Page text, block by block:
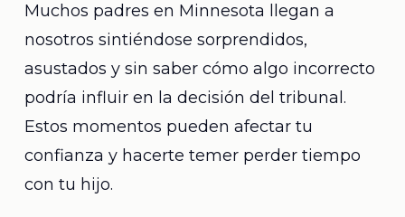
Muchos padres en Minnesota llegan a
nosotros sintiéndose sorprendidos,
asustados y sin saber cómo algo incorrecto
podría influir en la decisión del tribunal.
Estos momentos pueden afectar tu
confianza y hacerte temer perder tiempo
con tu hijo.